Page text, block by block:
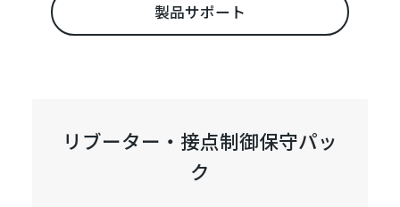
製品サポート
リブーター・接点制御保守パッ
ク